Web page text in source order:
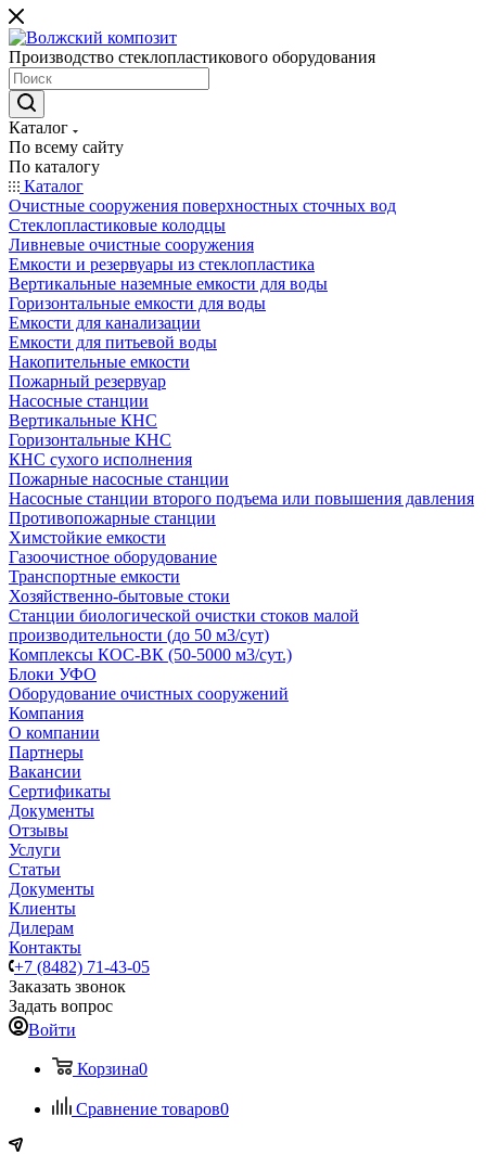
Производство стеклопластикового оборудования
Каталог
По всему сайту
По каталогу
Каталог
Очистные сооружения поверхностных сточных вод
Стеклопластиковые колодцы
Ливневые очистные сооружения
Емкости и резервуары из стеклопластика
Вертикальные наземные емкости для воды
Горизонтальные емкости для воды
Емкости для канализации
Емкости для питьевой воды
Накопительные емкости
Пожарный резервуар
Насосные станции
Вертикальные КНС
Горизонтальные КНС
КНС сухого исполнения
Пожарные насосные станции
Насосные cтанции второго подъема или повышения давления
Противопожарные станции
Химстойкие емкости
Газоочистное оборудование
Транспортные емкости
Хозяйственно-бытовые стоки
Станции биологической очистки стоков малой
производительности (до 50 м3/сут)
Комплексы КОС-ВК (50-5000 м3/сут.)
Блоки УФО
Оборудование очистных сооружений
Компания
О компании
Партнеры
Вакансии
Сертификаты
Документы
Отзывы
Услуги
Статьи
Документы
Клиенты
Дилерам
Контакты
+7 (8482) 71-43-05
Заказать звонок
Задать вопрос
Войти
Корзина0
Сравнение товаров0